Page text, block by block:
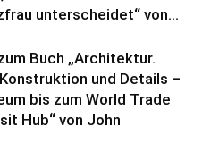
unterscheidet“ von...
Buch „Architektur.
und Details –
bis zum World Trade
Hub“ von John